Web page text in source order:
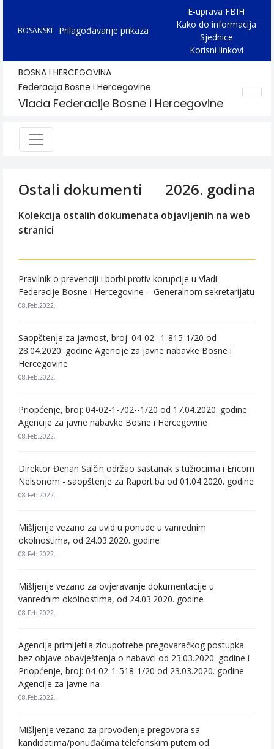
BOSANSKI Prilagođavanje prikaza
E-uprava FBIH
Kako do informacija
Sjednice
Korisni linkovi
BOSNA I HERCEGOVINA
Federacija Bosne i Hercegovine
Vlada Federacije Bosne i Hercegovine
Ostali dokumenti 2026. godina
Kolekcija ostalih dokumenata objavljenih na web
stranici
Pravilnik o prevenciji i borbi protiv korupcije u Vladi
Federacije Bosne i Hercegovine – Generalnom sekretarijatu
08.Feb.2022.
Saopštenje za javnost, broj: 04-02--1-815-1/20 od
28.04.2020. godine Agencije za javne nabavke Bosne i
Hercegovine
08.Feb.2022.
Priopćenje, broj: 04-02-1-702--1/20 od 17.04.2020. godine
Agencije za javne nabavke Bosne i Hercegovine
08.Feb.2022.
Direktor Đenan Salčin održao sastanak s tužiocima i Ericom
Nelsonom - saopštenje za Raport.ba od 01.04.2020. godine
08.Feb.2022.
Mišljenje vezano za uvid u ponude u vanrednim
okolnostima, od 24.03.2020. godine
08.Feb.2022.
Mišljenje vezano za ovjeravanje dokumentacije u
vanrednim okolnostima, od 24.03.2020. godine
08.Feb.2022.
Agencija primijetila zloupotrebe pregovaračkog postupka
bez objave obavještenja o nabavci od 23.03.2020. godine i
Priopćenje, broj: 04-02-1-518-1/20 od 23.03.2020. godine
Agencije za javne na
08.Feb.2022.
Mišljenje vezano za provođenje pregovora sa
kandidatima/ponuđačima telefonskim putem od